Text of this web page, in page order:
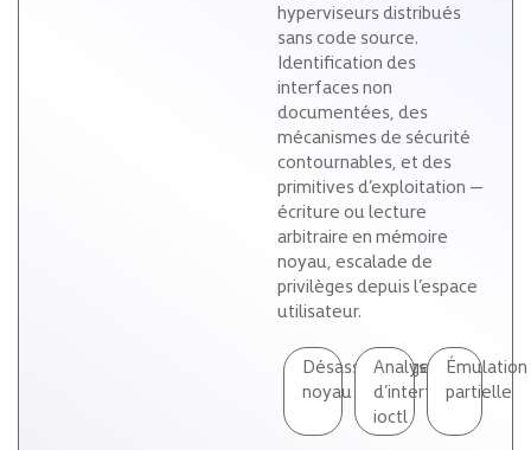
hyperviseurs distribués
sans code source.
Identification des
interfaces non
documentées, des
mécanismes de sécurité
contournables, et des
primitives d’exploitation —
écriture ou lecture
arbitraire en mémoire
noyau, escalade de
privilèges depuis l’espace
utilisateur.
Désassemblage
noyau
Analyse
d’interfaces
ioctl
Émulation
partielle